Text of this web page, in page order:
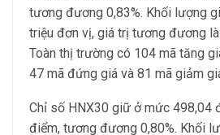
tương đương 0,83%. Khối lượng
triệu đơn vị, giá trị tương đương
Toàn thị trường có 104 mã tăng
47 mã đứng giá và 81 mã giảm
Chỉ số HNX30 giữ ở mức 498,04
điểm, tương đương 0,80%. Khối